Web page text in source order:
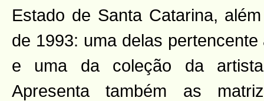
Estado de Santa Catarina,
de 1993: uma delas
e uma da coleção da
Apresenta também as